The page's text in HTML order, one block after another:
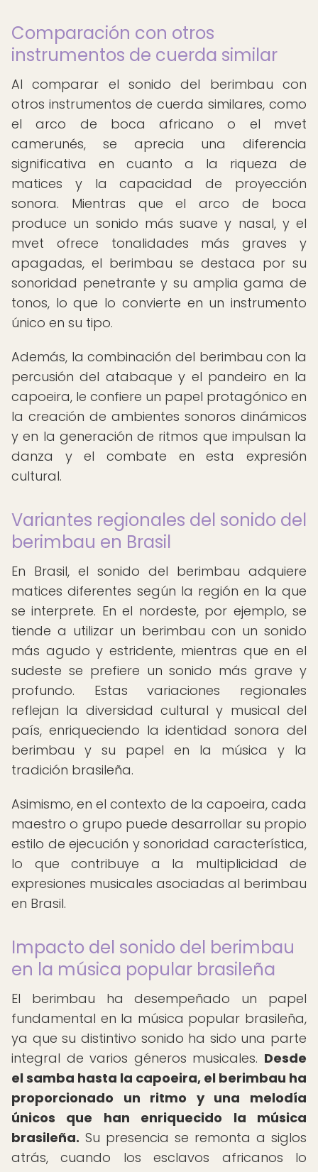
Comparación con otros
instrumentos de cuerda similar
Al comparar el sonido del berimbau con
otros instrumentos de cuerda similares, como
el arco de boca africano o el mvet
camerunés, se aprecia una diferencia
significativa en cuanto a la riqueza de
matices y la capacidad de proyección
sonora. Mientras que el arco de boca
produce un sonido más suave y nasal, y el
mvet ofrece tonalidades más graves y
apagadas, el berimbau se destaca por su
sonoridad penetrante y su amplia gama de
tonos, lo que lo convierte en un instrumento
único en su tipo.
Además, la combinación del berimbau con la
percusión del atabaque y el pandeiro en la
capoeira, le confiere un papel protagónico en
la creación de ambientes sonoros dinámicos
y en la generación de ritmos que impulsan la
danza y el combate en esta expresión
cultural.
Variantes regionales del sonido del
berimbau en Brasil
En Brasil, el sonido del berimbau adquiere
matices diferentes según la región en la que
se interprete. En el nordeste, por ejemplo, se
tiende a utilizar un berimbau con un sonido
más agudo y estridente, mientras que en el
sudeste se prefiere un sonido más grave y
profundo. Estas variaciones regionales
reflejan la diversidad cultural y musical del
país, enriqueciendo la identidad sonora del
berimbau y su papel en la música y la
tradición brasileña.
Asimismo, en el contexto de la capoeira, cada
maestro o grupo puede desarrollar su propio
estilo de ejecución y sonoridad característica,
lo que contribuye a la multiplicidad de
expresiones musicales asociadas al berimbau
en Brasil.
Impacto del sonido del berimbau
en la música popular brasileña
El berimbau ha desempeñado un papel
fundamental en la música popular brasileña,
ya que su distintivo sonido ha sido una parte
integral de varios géneros musicales. Desde
el samba hasta la capoeira, el berimbau ha
proporcionado un ritmo y una melodía
únicos que han enriquecido la música
brasileña. Su presencia se remonta a siglos
atrás, cuando los esclavos africanos lo